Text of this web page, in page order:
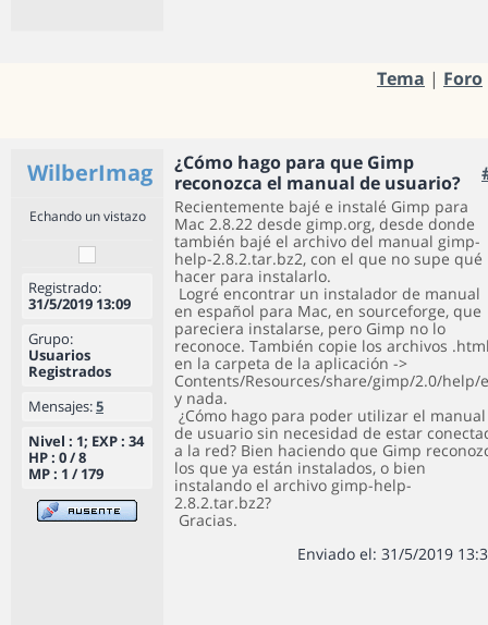
Tema | Foro
WilberImag
¿Cómo hago para que Gimp
reconozca el manual de usuario?
Echando un vistazo
Registrado:
31/5/2019 13:09
Grupo:
Usuarios
Registrados
Mensajes:5
Nivel : 1; EXP : 34
HP : 0 / 8
MP : 1 / 179
Recientemente bajé e instalé Gimp para
Mac 2.8.22 desde gimp.org, desde donde
también bajé el archivo del manual gimp-
help-2.8.2.tar.bz2, con el que no supe qué
hacer para instalarlo.
Logré encontrar un instalador de manual
en español para Mac, en sourceforge, que
pareciera instalarse, pero Gimp no lo
reconoce. También copie los archivos
en la carpeta de la aplicación ->
Contents/Resources/share/gimp/2.0/help/
y nada.
¿Cómo hago para poder utilizar el manual
de usuario sin necesidad de estar
a la red? Bien haciendo que Gimp
los que ya están instalados, o bien
instalando el archivo gimp-help-
2.8.2.tar.bz2?
Gracias.
Enviado el: 31/5/2019